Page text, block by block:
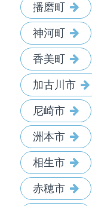
播磨町
神河町
香美町
加古川市
尼崎市
洲本市
相生市
赤穂市